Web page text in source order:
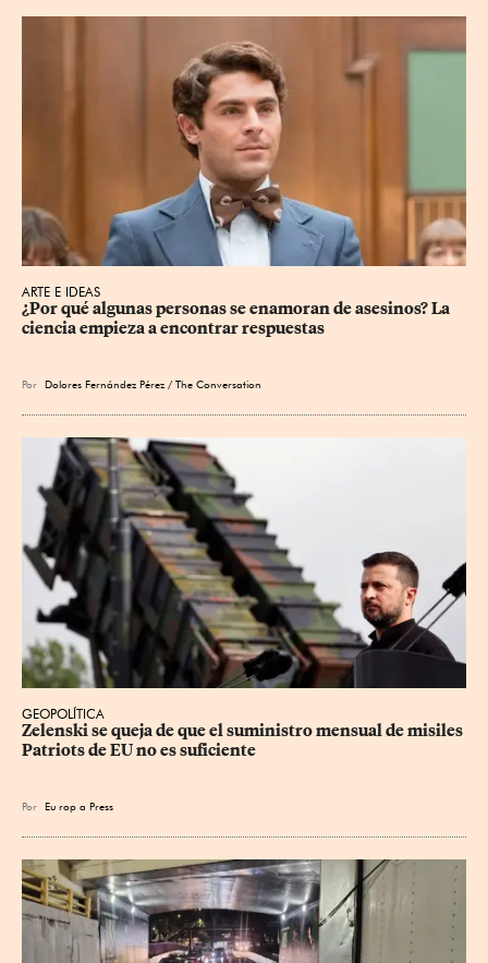
ARTE E IDEAS
¿Por qué algunas personas se enamoran de asesinos? La
ciencia empieza a encontrar respuestas
Por Dolores Fernández Pérez / The Conversation
GEOPOLÍTICA
Zelenski se queja de que el suministro mensual de misiles
Patriots de EU no es suficiente
Por Eu rop a Press